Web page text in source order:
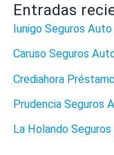
Entradas
Iunigo Seguros
Caruso Seguros
Crediahora
Prudencia Seguros
La Holando